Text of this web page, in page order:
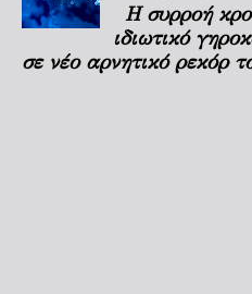
Η συρροή
ιδιωτικό
σε νέο αρνητικό ρεκόρ